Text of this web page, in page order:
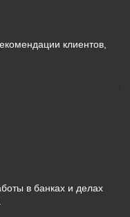
клиентов,
в банках и делах